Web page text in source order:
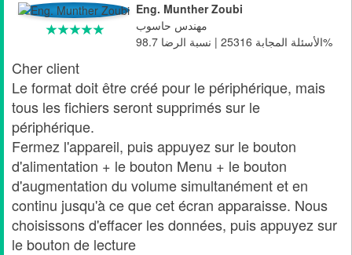
Eng. Munther Zoubi
مهندس حاسوب
الأسئلة المجابة 25316 | نسبة الرضا 98.7%
Cher client
Le format doit être créé pour le périphérique, mais
tous les fichiers seront supprimés sur le
périphérique.
Fermez l'appareil, puis appuyez sur le bouton
d'alimentation + le bouton Menu + le bouton
d'augmentation du volume simultanément et en
continu jusqu'à ce que cet écran apparaisse. Nous
choisissons d'effacer les données, puis appuyez sur
le bouton de lecture